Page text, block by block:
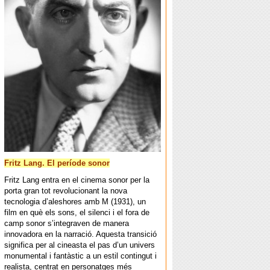
Fritz Lang. El període sonor
Fritz Lang entra en el cinema sonor per la
porta gran tot revolucionant la nova
tecnologia d’aleshores amb M (1931), un
film en què els sons, el silenci i el fora de
camp sonor s’integraven de manera
innovadora en la narració. Aquesta transició
significa per al cineasta el pas d’un univers
monumental i fantàstic a un estil contingut i
realista, centrat en personatges més